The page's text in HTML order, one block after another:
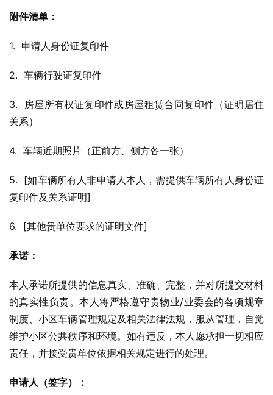
附件清单：
1.  申请人身份证复印件
2.  车辆行驶证复印件
3.  房屋所有权证复印件或房屋租赁合同复印件（证明居住
关系）
4.  车辆近期照片（正前方、侧方各一张）
5.  [如车辆所有人非申请人本人，需提供车辆所有人身份证
复印件及关系证明]
6.  [其他贵单位要求的证明文件]
承诺：
本人承诺所提供的信息真实、准确、完整，并对所提交材料
的真实性负责。本人将严格遵守贵物业/业委会的各项规章
制度、小区车辆管理规定及相关法律法规，服从管理，自觉
维护小区公共秩序和环境。如有违反，本人愿承担一切相应
责任，并接受贵单位依据相关规定进行的处理。
申请人（签字）：